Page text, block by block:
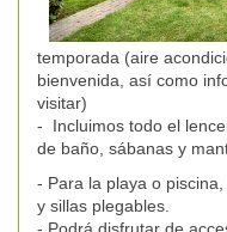
temporada (aire
bienvenida, así como
visitar)
- Incluimos todo el
de baño, sábanas y
- Para la playa o
y sillas plegables.